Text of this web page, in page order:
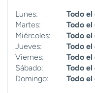
Lunes:
Todo el
Martes:
Todo el
Miércoles:
Todo el
Jueves:
Todo el
Viernes:
Todo el
Sábado:
Todo el
Domingo:
Todo el